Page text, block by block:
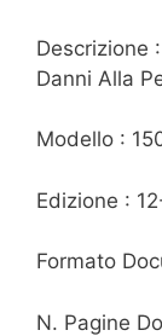
Descrizione
Danni Alla
Modello :
Edizione :
Formato
N. Pagine